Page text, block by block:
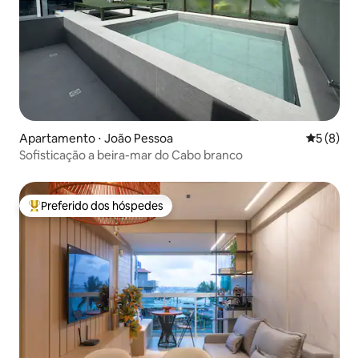
Apartamento ⋅ João Pessoa 5 de
5 (8)
Sofisticação a beira-mar do Cabo branco
Entre os melhores preferidos dos hóspedes
Preferido dos hóspedes